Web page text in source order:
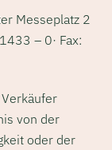
Messeplatz 2
– 0· Fax:
von der
oder der